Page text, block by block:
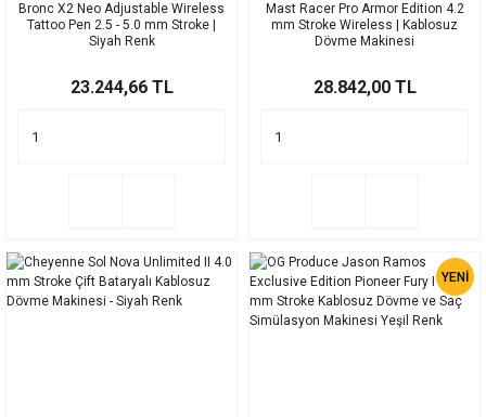
Bronc X2 Neo Adjustable Wireless
Tattoo Pen 2.5 - 5.0 mm Stroke |
Siyah Renk
23.244,66 TL
Mast Racer Pro Armor Edition 4.2
mm Stroke Wireless | Kablosuz
Dövme Makinesi
28.842,00 TL
YENİ